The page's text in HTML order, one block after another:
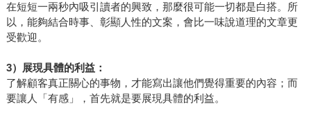
在短短一兩秒內吸引讀者的興致，那麼很可能一切都是白搭。所
以，能夠結合時事、彰顯人性的文案，會比一味說道理的文章更
受歡迎。
3）展現具體的利益：
了解顧客真正關心的事物，才能寫出讓他們覺得重要的內容；而
要讓人「有感」，首先就是要展現具體的利益。